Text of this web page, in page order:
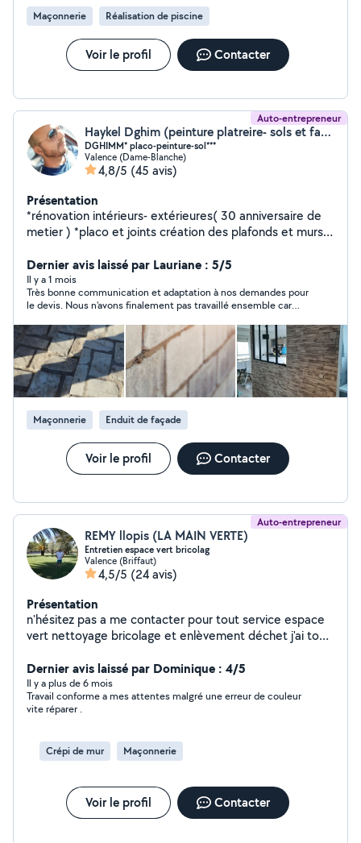
Maçonnerie Réalisation de piscine
Voir le profil Contacter
Auto-entrepreneur
Haykel Dghim (peinture platreire- sols et façade .)
DGHIMM* placo-peinture-sol***
Valence (Dame-Blanche)
4,8/5 (45 avis)
Présentation
*rénovation intérieurs- extérieures( 30 anniversaire de
metier ) *placo et joints création des plafonds et murs
sur tous supports *** technicien confirmer intervention
apres sinistre et remise en état + pose de peinture
lessivable +pose tapisserie décoratifs et panoramique
+pose parquet bois et pvc + stucoo marbré mural sols
et plafond et tous enduit décoratif et béton cirée
+façade peinture enduit tous genre neuf et renovation
+Maçonnerie -carrelage -faience + demolition et
ouverture mural construction et platrerie + dépannage
électricité et plomberie + montages meubles et cuisine
_
Dernier avis laissé par Lauriane : 5/5
Il y a 1 mois
Très bonne communication et adaptation à nos demandes pour
le devis. Nous n'avons finalement pas travaillé ensemble car
devis et les échanges indiquent du professionnalisme et du
sérieux !
Maçonnerie Enduit de façade
Voir le profil Contacter
Auto-entrepreneur
REMY llopis (LA MAIN VERTE)
Entretien espace vert bricolag
Valence (Briffaut)
4,5/5 (24 avis)
Présentation
n'hésitez pas a me contacter pour tout service espace
vert nettoyage bricolage et enlèvement déchet j'ai tout
déplacement et devis gratuit je me déplace pour du
petit bricolage je me déplace aussi pour de l'évacuation
de déchet débarrasse encombrant a petit prix
débarrasse électroménager de toute taille vide cave et
ma remorque bétonnière électrique a disposition et
divers outillage personne sérieuse et règlement
le client tarifs compétitif. besoin de conseil pour des
travaux int et ext me déplace gratuitement et mes
Dernier avis laissé par Dominique : 4/5
Il y a plus de 6 mois
Travail conforme a mes attentes malgré une erreur de couleur
vite réparer .
Crépi de mur Maçonnerie
Voir le profil Contacter